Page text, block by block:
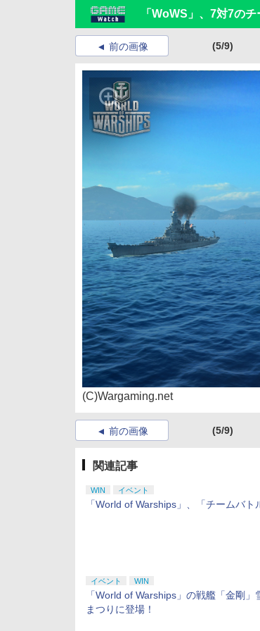
「WoWS」、7対7の
前の画像 (5/9)
(C)Wargaming.net
前の画像 (5/9)
関連記事
WIN イベント
「World of Warships」、「チームバト
イベント WIN
「World of Warships」の戦艦「金剛
まつりに登場！